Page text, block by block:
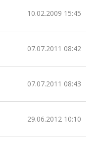
10.02.2009 15:45
07.07.2011 08:42
07.07.2011 08:43
29.06.2012 10:10